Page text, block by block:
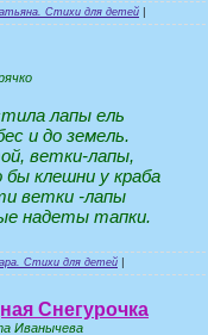
Стихи для детей
лапы ель
и до земель.
ветки-лапы,
бы клешни у краба
ветки -лапы
надеты тапки.
Стихи для детей
Снегурочка
Иванычева